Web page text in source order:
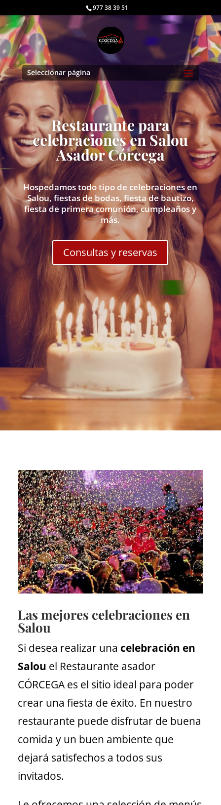
977 38 39 51
Seleccionar página
Restaurante para
celebraciones en Salou
Asador Córcega
Hospedamos todo tipo de celebraciones en
Salou, fiestas de bodas, fiesta de bautizo,
fiesta de primera comunión, cumpleaños y
más.
Consultas y reservas
Las mejores celebraciones en
Salou
Si desea realizar una celebración en
Salou el Restaurante asador
CÓRCEGA es el sitio ideal para poder
crear una fiesta de éxito. En nuestro
restaurante puede disfrutar de buena
comida y un buen ambiente que
dejará satisfechos a todos sus
invitados.